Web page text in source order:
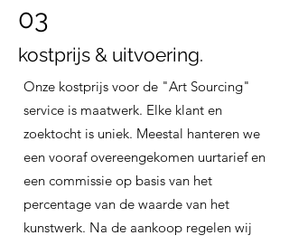
03
kostprijs & uitvoering.
Onze kostprijs voor de "Art Sourcing"
service is maatwerk. Elke klant en
zoektocht is uniek. Meestal hanteren we
een vooraf overeengekomen uurtarief en
een commissie op basis van het
percentage van de waarde van het
kunstwerk. Na de aankoop regelen wij